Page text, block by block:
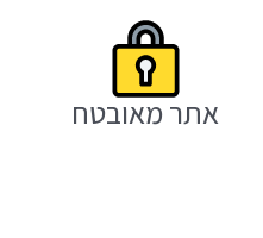
אתר מאובטח